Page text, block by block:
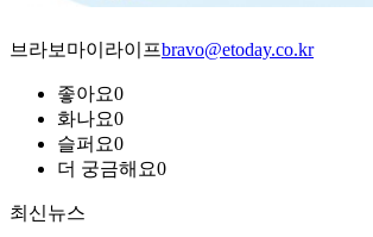
브라보마이라이프bravo@etoday.co.kr
좋아요0
화나요0
슬퍼요0
더 궁금해요0
최신뉴스